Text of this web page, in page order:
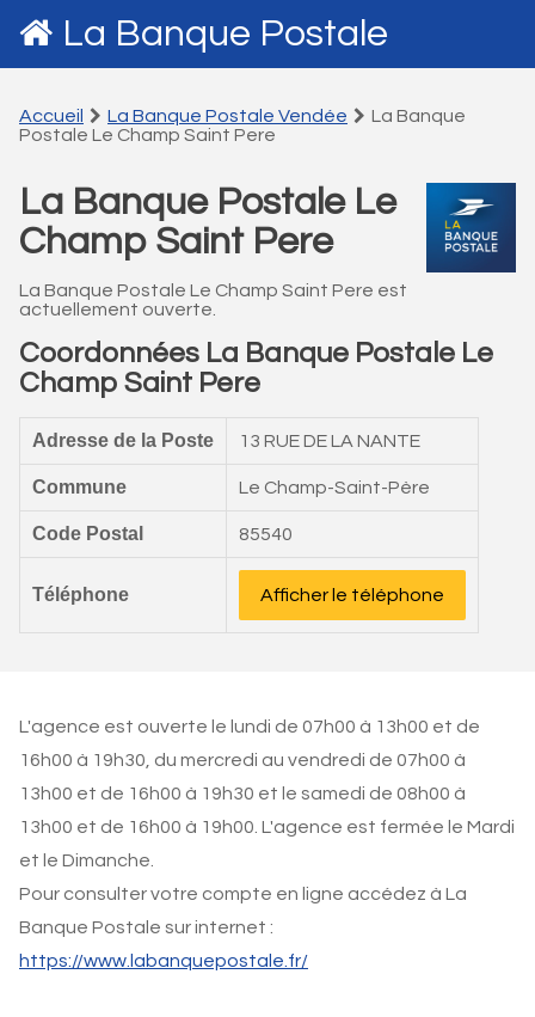
La Banque Postale
Accueil La Banque Postale Vendée
La Banque
Postale Le Champ Saint Pere
La Banque Postale Le
Champ Saint Pere
La Banque Postale Le Champ Saint Pere est
actuellement ouverte.
Coordonnées La Banque Postale Le
Champ Saint Pere
Adresse de la Poste 13 RUE DE LA NANTE
Commune Le Champ-Saint-Père
Code Postal 85540
Téléphone Afficher le téléphone
L'agence est ouverte le lundi de 07h00 à 13h00 et de
16h00 à 19h30, du mercredi au vendredi de 07h00 à
13h00 et de 16h00 à 19h30 et le samedi de 08h00 à
13h00 et de 16h00 à 19h00. L'agence est fermée le Mardi
et le Dimanche.
Pour consulter votre compte en ligne accédez à La
Banque Postale sur internet :
https://www.labanquepostale.fr/